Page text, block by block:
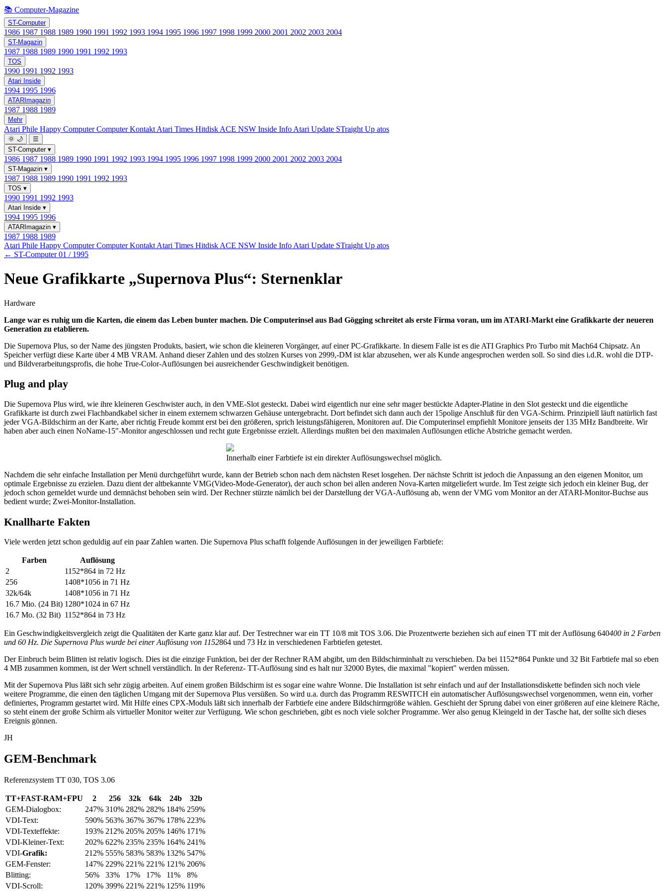
📚 Computer-Magazine
ST-Computer
1986 1987 1988 1989 1990 1991 1992 1993 1994 1995 1996 1997 1998 1999 2000 2001 2002 2003 2004
ST-Magazin
1987 1988 1989 1990 1991 1992 1993
TOS
1990 1991 1992 1993
Atari Inside
1994 1995 1996
ATARImagazin
1987 1988 1989
Mehr
Atari Phile Happy ComputerComputer Kontakt Atari Times Hitdisk ACE NSW Inside Info Atari Update STraight Up atos
🌞 🌙
☰
ST-Computer ▾
1986 1987 1988 1989 1990 1991 1992 1993 1994 1995 1996 1997 1998 1999 2000 2001 2002 2003 2004
ST-Magazin ▾
1987 1988 1989 1990 1991 1992 1993
TOS ▾
1990 1991 1992 1993
Atari Inside ▾
1994 1995 1996
ATARImagazin ▾
1987 1988 1989
Atari Phile Happy ComputerComputer Kontakt Atari Times Hitdisk ACE NSW Inside Info Atari Update STraight Up atos
← ST-Computer 01 / 1995
Neue Grafikkarte „Supernova Plus“: Sternenklar
Hardware
Lange war es ruhig um die Karten, die einem das Leben bunter machen. Die Computerinsel aus Bad Gögging schreitet als erste Firma voran, um im ATARI-Markt eine Grafikkarte der neueren
Generation zu etablieren.
Die Supernova Plus, so der Name des jüngsten Produkts, basiert, wie schon die kleineren Vorgänger, auf einer PC-Grafikkarte. In diesem Falle ist es die ATI Graphics Pro Turbo mit Mach64 Chipsatz. An
Speicher verfügt diese Karte über 4 MB VRAM. Anhand dieser Zahlen und des stolzen Kurses von 2999,-DM ist klar abzusehen, wer als Kunde angesprochen werden soll. So sind dies i.d.R. wohl die DTP-
und Bildverarbeitungsprofis, die hohe True-Color-Auflösungen bei ausreichender Geschwindigkeit benötigen.
Plug and play
Die Supernova Plus wird, wie ihre kleineren Geschwister auch, in den VME-Slot gesteckt. Dabei wird eigentlich nur eine sehr mager bestückte Adapter-Platine in den Slot gesteckt und die eigentliche
Grafikkarte ist durch zwei Flachbandkabel sicher in einem externem schwarzen Gehäuse untergebracht. Dort befindet sich dann auch der 15polige Anschluß für den VGA-Schirm. Prinzipiell läuft natürlich fast
jeder VGA-Bildschirm an der Karte, aber richtig Freude kommt erst bei den größeren, sprich leistungsfähigeren, Monitoren auf. Die Computerinsel empfiehlt Monitore jenseits der 135 MHz Bandbreite. Wir
haben aber auch einen NoName-15"-Monitor angeschlossen und recht gute Ergebnisse erzielt. Allerdings mußten bei den maximalen Auflösungen etliche Abstriche gemacht werden.
Innerhalb einer Farbtiefe ist ein direkter Auflösungswechsel möglich.
Nachdem die sehr einfache Installation per Menü durchgeführt wurde, kann der Betrieb schon nach dem nächsten Reset losgehen. Der nächste Schritt ist jedoch die Anpassung an den eigenen Monitor, um
optimale Ergebnisse zu erzielen. Dazu dient der altbekannte VMG(Video-Mode-Generator), der auch schon bei allen anderen Nova-Karten mitgeliefert wurde. Im Test zeigte sich jedoch ein kleiner Bug, der
jedoch schon gemeldet wurde und demnächst behoben sein wird. Der Rechner stürzte nämlich bei der Darstellung der VGA-Auflösung ab, wenn der VMG vom Monitor an der ATARI-Monitor-Buchse aus
bedient wurde; Zwei-Monitor-Installation.
Knallharte Fakten
Viele werden jetzt schon geduldig auf ein paar Zahlen warten. Die Supernova Plus schafft folgende Auflösungen in der jeweiligen Farbtiefe:
Farben
Auflösung
2
1152*864 in 72 Hz
256
1408*1056 in 71 Hz
32k/64k
1408*1056 in 71 Hz
16.7 Mio. (24 Bit) 1280*1024 in 67 Hz
16.7 Mo. (32 Bit) 1152*864 in 73 Hz
Ein Geschwindigkeitsvergleich zeigt die Qualitäten der Karte ganz klar auf. Der Testrechner war ein TT 10/8 mit TOS 3.06. Die Prozentwerte beziehen sich auf einen TT mit der Auflösung 640400 in 2 Farben
und 60 Hz. Die Supernova Plus wurde bei einer Auflösung von 1152864 und 73 Hz in verschiedenen Farbtiefen getestet.
Der Einbruch beim Blitten ist relativ logisch. Dies ist die einzige Funktion, bei der der Rechner RAM abgibt, um den Bildschirminhalt zu verschieben. Da bei 1152*864 Punkte und 32 Bit Farbtiefe mal so eben
4 MB zusammen kommen, ist der Wert schnell verständlich. In der Referenz- TT-Auflösung sind es halt nur 32000 Bytes, die maximal "kopiert" werden müssen.
Mit der Supernova Plus läßt sich sehr zügig arbeiten. Auf einem großen Bildschirm ist es sogar eine wahre Wonne. Die Installation ist sehr einfach und auf der Installationsdiskette befinden sich noch viele
weitere Programme, die einen den täglichen Umgang mit der Supernova Plus versüßen. So wird u.a. durch das Programm RESWITCH ein automatischer Auflösungswechsel vorgenommen, wenn ein, vorher
definiertes, Programm gestartet wird. Mit Hilfe eines CPX-Moduls läßt sich innerhalb der Farbtiefe eine andere Bildschirmgröße wählen. Geschieht der Sprung dabei von einer größeren auf eine kleinere Räche,
so steht einem der große Schirm als virtueller Monitor weiter zur Verfügung. Wie schon geschrieben, gibt es noch viele solcher Programme. Wer also genug Kleingeld in der Tasche hat, der sollte sich dieses
Ereignis gönnen.
JH
GEM-Benchmark
Referenzsystem TT 030, TOS 3.06
TT+FAST-RAM+FPU 2 256 32k 64k 24b
32b
GEM-Dialogbox:
247% 310% 282% 282% 184% 259%
VDI-Text:
590% 563% 367% 367% 178% 223%
VDI-Texteffekte:
193% 212% 205% 205% 146% 171%
VDI-Kleiner-Text:
202% 622% 235% 235% 164% 241%
VDI-Grafik: 212% 555% 583% 583% 132% 547%
GEM-Fenster:
147% 229% 221% 221% 121% 206%
Blitting:
56% 33% 17% 17% 11%
8%
VDI-Scroll:
120% 399% 221% 221% 125% 119%